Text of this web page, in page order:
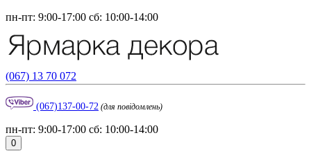
пн-пт: 9:00-17:00 сб: 10:00-14:00
(067) 13 70 072
(067)137-00-72 (для повідомлень)
пн-пт: 9:00-17:00 сб: 10:00-14:00
0